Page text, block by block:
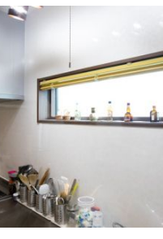
ステンレスのワークトッ
上で使いやすくまとめら